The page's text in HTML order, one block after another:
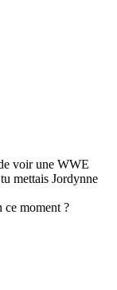
voir une WWE
mettais Jordynne
ce moment ?